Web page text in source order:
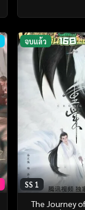
จบแล้ว
SS 1
The Journey